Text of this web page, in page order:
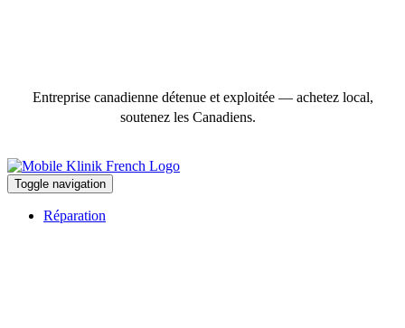
Entreprise canadienne détenue et exploitée — achetez local,
soutenez les Canadiens.
Toggle navigation
Réparation